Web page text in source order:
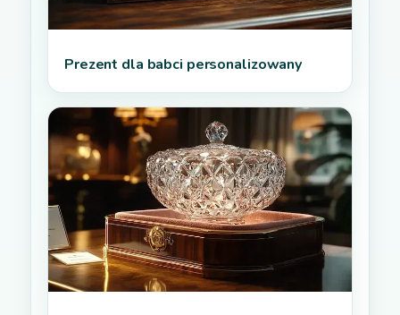
Prezent dla babci personalizowany